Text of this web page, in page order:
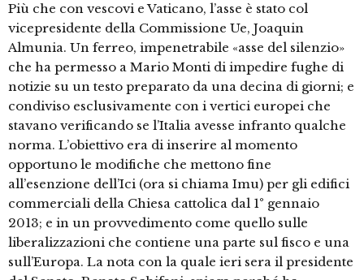
Più che con vescovi e Vaticano, l’asse è stato col
vicepresidente della Commissione Ue, Joaquin
Almunia. Un ferreo, impenetrabile «asse del silenzio»
che ha permesso a Mario Monti di impedire fughe di
notizie su un testo preparato da una decina di giorni; e
condiviso esclusivamente con i vertici europei che
stavano verificando se l’Italia avesse infranto qualche
norma. L’obiettivo era di inserire al momento
opportuno le modifiche che mettono fine
all’esenzione dell’Ici (ora si chiama Imu) per gli edifici
commerciali della Chiesa cattolica dal 1° gennaio
2013; e in un provvedimento come quello sulle
liberalizzazioni che contiene una parte sul fisco e una
sull’Europa. La nota con la quale ieri sera il presidente